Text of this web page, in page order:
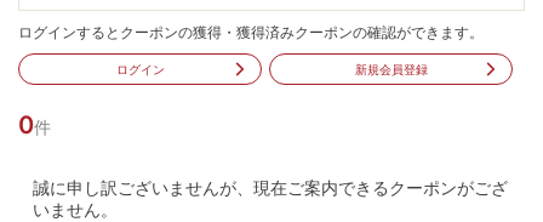
ログインするとクーポンの獲得・獲得済みクーポンの確認ができます。
ログイン 新規会員登録
0件
誠に申し訳ございませんが、現在ご案内できるクーポンがござ
いません。